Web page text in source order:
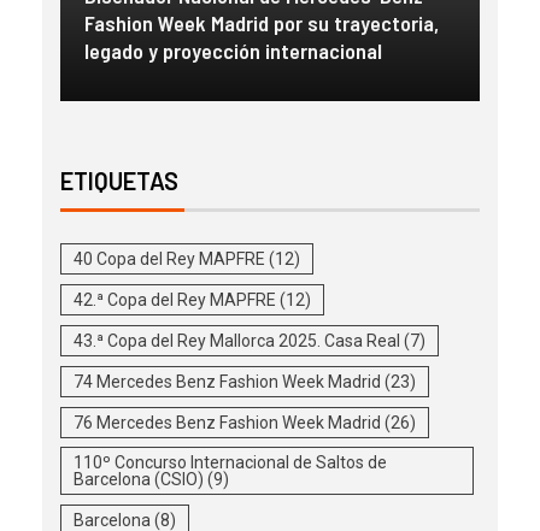
Fashion Week Madrid por su trayectoria,
legado y proyección internacional
ETIQUETAS
40 Copa del Rey MAPFRE (12)
42.ª Copa del Rey MAPFRE (12)
43.ª Copa del Rey Mallorca 2025. Casa Real (7)
74 Mercedes Benz Fashion Week Madrid (23)
76 Mercedes Benz Fashion Week Madrid (26)
110º Concurso Internacional de Saltos de
Barcelona (CSIO) (9)
Barcelona (8)